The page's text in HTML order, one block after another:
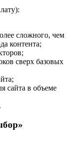
сложного, чем
контента;
сверх базовых
сайта в объеме